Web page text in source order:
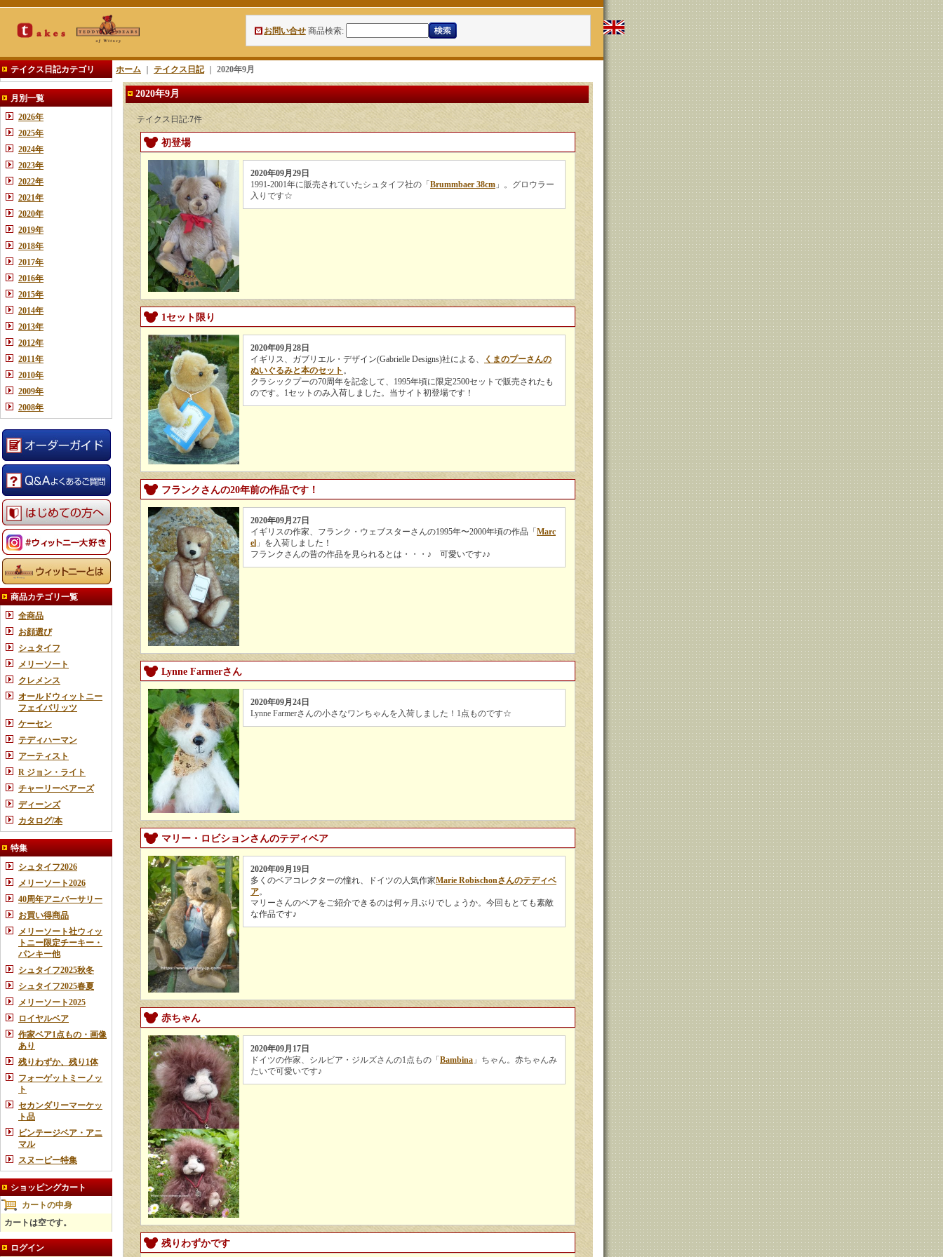
お問い合せ 商品検索:
テイクス日記カテゴリ
月別一覧
2026年
2025年
2024年
2023年
2022年
2021年
2020年
2019年
2018年
2017年
2016年
2015年
2014年
2013年
2012年
2011年
2010年
2009年
2008年
商品カテゴリ一覧
全商品
お顔選び
シュタイフ
メリーソート
クレメンス
オールドウィットニー
フェイバリッツ
ケーセン
テディハーマン
アーティスト
R ジョン・ライト
チャーリーベアーズ
ディーンズ
カタログ/本
特集
シュタイフ2026
メリーソート2026
40周年アニバーサリー
お買い得商品
メリーソート社ウィッ
トニー限定チーキー・
パンキー他
シュタイフ2025秋冬
シュタイフ2025春夏
メリーソート2025
ロイヤルベア
作家ベア1点もの・画像
あり
残りわずか、残り1体
フォーゲットミーノッ
ト
セカンダリーマーケッ
ト品
ビンテージベア・アニ
マル
スヌーピー特集
ショッピングカート
カートの中身
カートは空です。
ログイン
ホーム テイクス日記｜ 2020年9月
2020年9月
テイクス日記:7件
初登場
2020年09月29日
1991-2001年に販売されていたシュタイフ社の「 Brummbaer 38cm 」。グロウラー
入りです☆
1セット限り
2020年09月28日
イギリス、ガブリエル・デザイン(Gabrielle Designs)社による、
くまのプーさんの
ぬいぐるみと本のセット 。
クラシックプーの70周年を記念して、1995年頃に限定2500セットで販売されたも
のです。1セットのみ入荷しました。当サイト初登場です！
フランクさんの20年前の作品です！
2020年09月27日
イギリスの作家、フランク・ウェブスターさんの1995年〜2000年頃の作品「 Marc
el 」を入荷しました！
フランクさんの昔の作品を見られるとは・・・♪ 可愛いです♪♪
Lynne Farmerさん
2020年09月24日
Lynne Farmerさんの小さなワンちゃんを入荷しました！1点ものです☆
マリー・ロビションさんのテディベア
2020年09月19日
多くのベアコレクターの憧れ、ドイツの人気作家Marie Robischonさんのテディベ
ア。
マリーさんのベアをご紹介できるのは何ヶ月ぶりでしょうか。今回もとても素敵
な作品です♪
赤ちゃん
2020年09月17日
ドイツの作家、シルビア・ジルズさんの1点もの「 Bambina 」ちゃん。赤ちゃんみ
たいで可愛いです♪
残りわずかです